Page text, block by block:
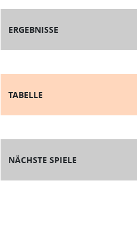
ERGEBNISSE
TABELLE
NÄCHSTE SPIELE